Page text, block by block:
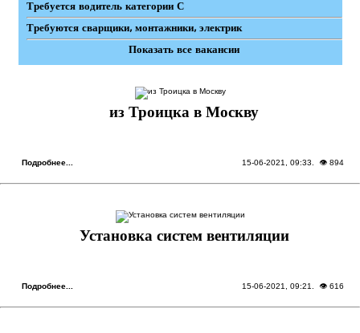
Требуется водитель категории С
Требуются сварщики, монтажники, электрик
Показать все вакансии
из Троицка в Москву
Подробнее... 15-06-2021, 09:33 . 👁 894
Установка систем вентиляции
Подробнее... 15-06-2021, 09:21 . 👁 616